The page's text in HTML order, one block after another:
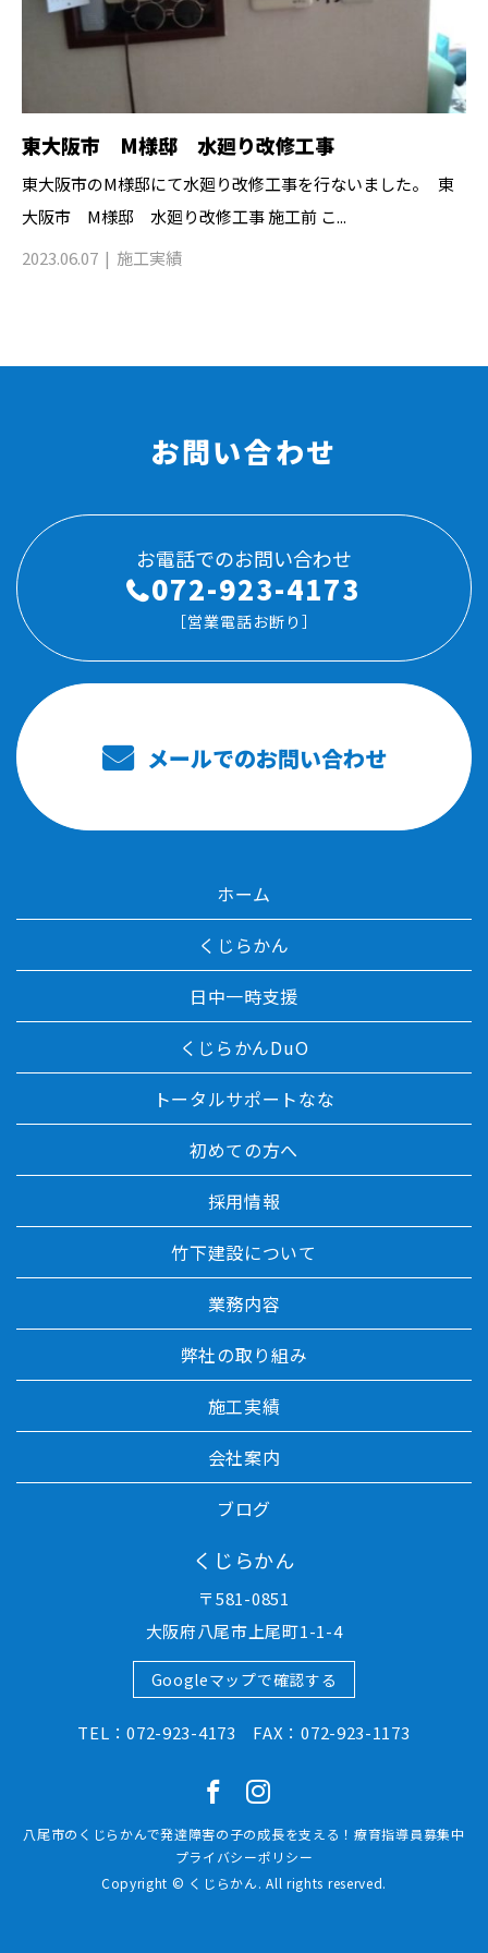
東大阪市 M様邸 水廻り改修工事
東大阪市のM様邸にて水廻り改修工事を行ないました。 東
大阪市 M様邸 水廻り改修工事 施工前 こ...
2023.06.07
施工実績
お問い合わせ
お電話でのお問い合わせ
072-923-4173
［営業電話お断り］
メールでのお問い合わせ
ホーム
くじらかん
日中一時支援
くじらかんDuO
トータルサポートなな
初めての方へ
採用情報
竹下建設について
業務内容
弊社の取り組み
施工実績
会社案内
ブログ
くじらかん
〒581-0851
大阪府八尾市上尾町1-1-4
Googleマップで確認する
TEL：072-923-4173 FAX：072-923-1173
八尾市のくじらかんで発達障害の子の成長を支える！療育指導員募集中
プライバシーポリシー
Copyright © くじらかん. All rights reserved.